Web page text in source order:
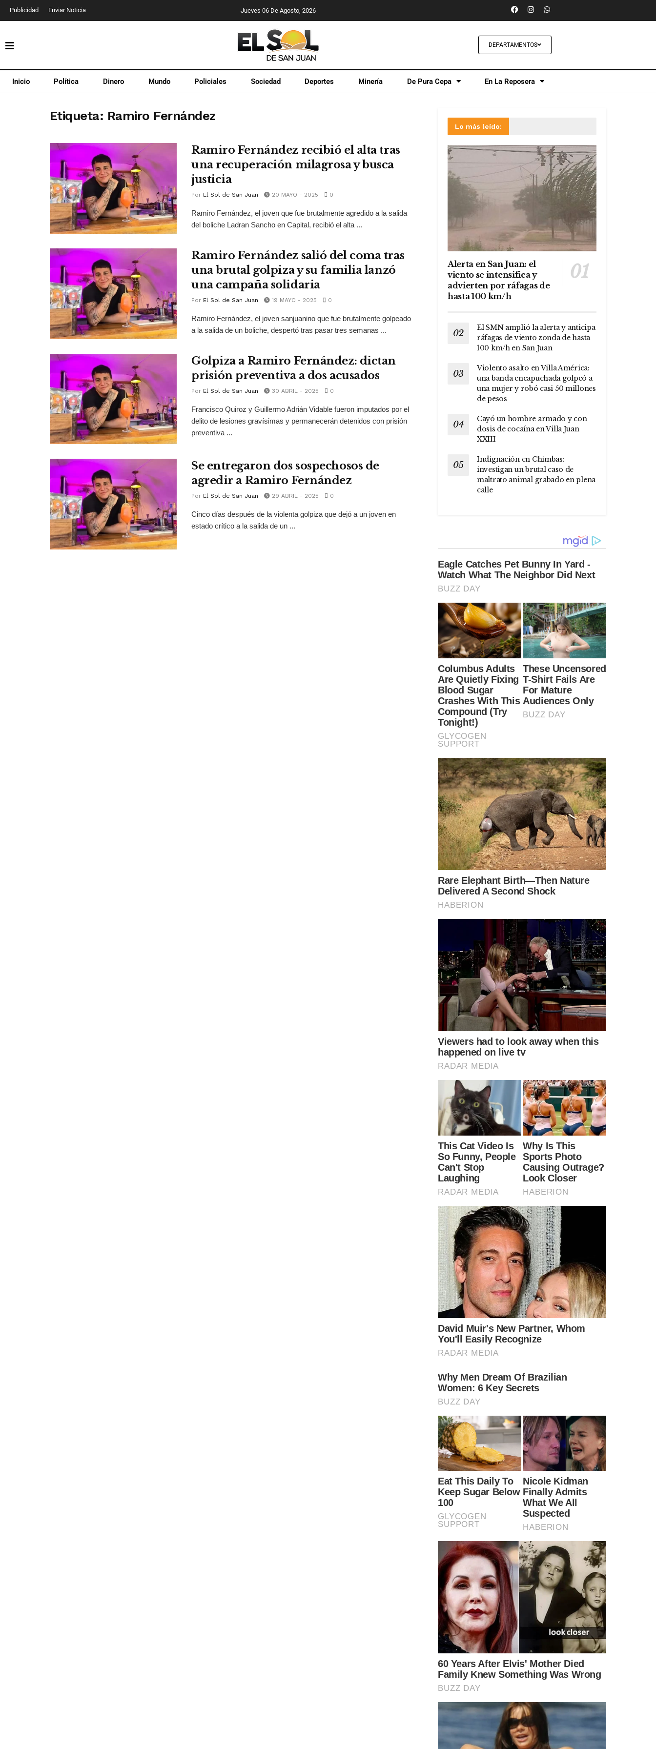
Publicidad Enviar Noticia Jueves 06 De Agosto, 2026
DEPARTAMENTOS
Inicio Política Dinero Mundo Policiales Sociedad Deportes Minería De Pura Cepa En La Reposera
Etiqueta: Ramiro Fernández
Ramiro Fernández recibió el alta tras
una recuperación milagrosa y busca
justicia
Por El Sol de San Juan 20 MAYO - 2025 0
Ramiro Fernández, el joven que fue brutalmente agredido a la salida
del boliche Ladran Sancho en Capital, recibió el alta ...
Ramiro Fernández salió del coma tras
una brutal golpiza y su familia lanzó
una campaña solidaria
Por El Sol de San Juan 19 MAYO - 2025 0
Ramiro Fernández, el joven sanjuanino que fue brutalmente golpeado
a la salida de un boliche, despertó tras pasar tres semanas ...
Golpiza a Ramiro Fernández: dictan
prisión preventiva a dos acusados
Por El Sol de San Juan 30 ABRIL - 2025 0
Francisco Quiroz y Guillermo Adrián Vidable fueron imputados por el
delito de lesiones gravísimas y permanecerán detenidos con prisión
preventiva ...
Se entregaron dos sospechosos de
agredir a Ramiro Fernández
Por El Sol de San Juan 29 ABRIL - 2025 0
Cinco días después de la violenta golpiza que dejó a un joven en
estado crítico a la salida de un ...
Lo más leído:
Alerta en San Juan: el
viento se intensifica y
advierten por ráfagas de
hasta 100 km/h
El SMN amplió la alerta y anticipa
ráfagas de viento zonda de hasta
100 km/h en San Juan
Violento asalto en Villa América:
una banda encapuchada golpeó a
una mujer y robó casi 50 millones
de pesos
Cayó un hombre armado y con
dosis de cocaína en Villa Juan
XXIII
Indignación en Chimbas:
investigan un brutal caso de
maltrato animal grabado en plena
calle